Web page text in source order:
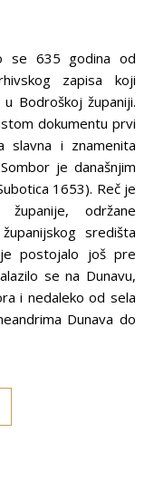
zapisa koji
Bodroškoj županiji.
dokumentu prvi
slavna i znamenita
je današnjim
1653). Reč je
održane
središta
postojalo još pre
se na Dunavu,
i nedaleko od sela
Dunava do